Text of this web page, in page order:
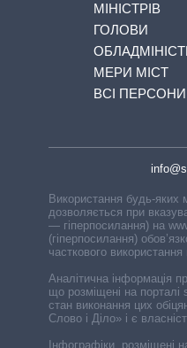
МІНІСТРІВ
ГОЛОВИ
МЕРИ МІСТ
ВСІ ПЕРСОНИ
Використання будь-яких
дозволяється при
— гіперпосилання) на
(гіперпосилання)
часткового використання
Аналітична інформація
що розміщені на порталі
стан виконання цих
Слово і Діло» і є
Інфографіки, розміщені